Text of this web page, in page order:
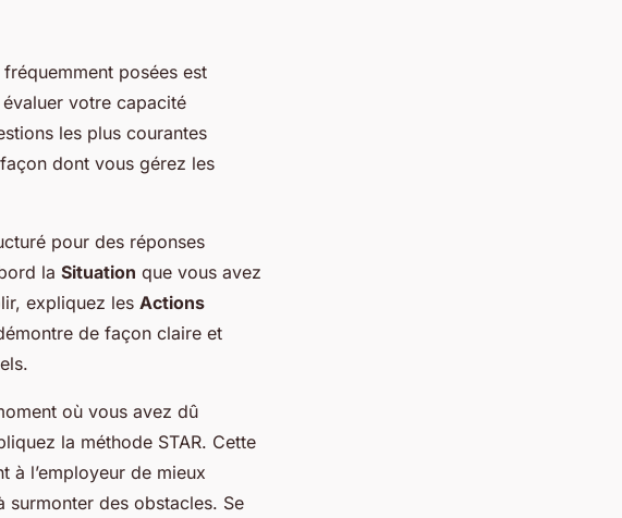
fréquemment posées est
votre capacité
les plus courantes
dont vous gérez les
pour des réponses
la Situation que vous avez
expliquez les Actions
de façon claire et
où vous avez dû
la méthode STAR. Cette
à l’employeur de mieux
des obstacles. Se